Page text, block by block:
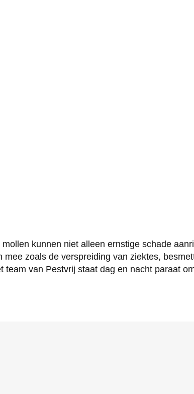
kunnen niet alleen ernstige schade
zoals de verspreiding van ziektes,
van Pestvrij staat dag en nacht paraat